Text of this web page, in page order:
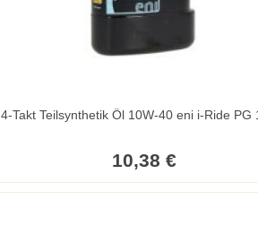
4-Takt Teilsynthetik Öl 10W-40 eni i-Ride PG
10,38 €